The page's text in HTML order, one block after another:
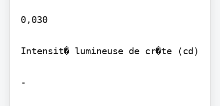
0,030
Intensit� lumineuse de cr�te (cd)
-